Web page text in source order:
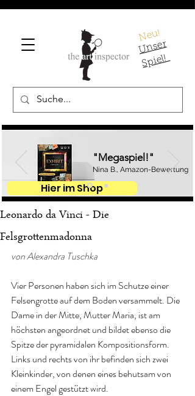
Neu!
U
ns
er
S
pi
el!
"Megaspiel!"
Nina B., Amazon-Bewertung
Hier im Shop
Leonardo da Vinci - Die
Felsgrottenmadonna
von Alexandra Tuschka
Vier Personen haben sich im Schutze einer
Felsengrotte auf dem Boden versammelt. Die
Dame in der Mitte, Mutter Maria, ist am
höchsten angeordnet und bildet ebenso die
Spitze der pyramidalen Kompositionsform.
Links und rechts von ihr befinden sich zwei
Kleinkinder, von denen eines behutsam von
einem Engel gestützt wird.